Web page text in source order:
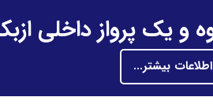
اطلاعات بیشتر...